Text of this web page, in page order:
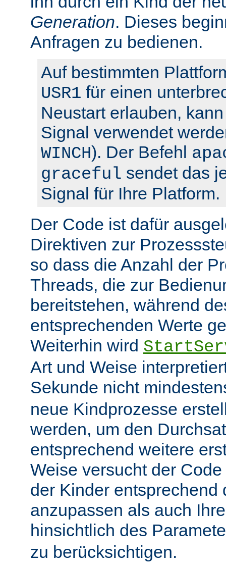
Generation. Dieses
Anfragen zu bedienen.
Auf bestimmten
USR1 für einen
Neustart erlauben,
Signal verwendet
WINCH). Der Befehl
graceful sendet das
Signal für Ihre Platform.
Der Code ist dafür
Direktiven zur
so dass die Anzahl der
Threads, die zur
bereitstehen, während
entsprechenden Werte
Weiterhin wird
Art und Weise
Sekunde nicht
neue Kindprozesse
werden, um den
entsprechend weitere
Weise versucht der
der Kinder entsprechend
anzupassen als auch
hinsichtlich des
zu berücksichtigen.